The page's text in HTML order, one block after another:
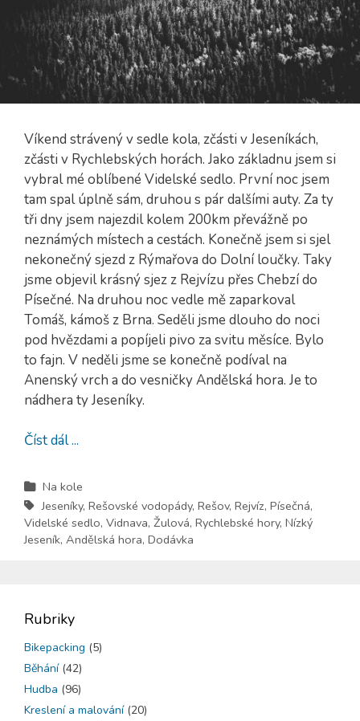
Víkend strávený v sedle kola, zčásti v Jeseníkách,
zčásti v Rychlebských horách. Jako základnu jsem si
vybral mé oblíbené Videlské sedlo. První noc jsem
tam spal úplně sám, druhou s pár dalšími auty. Za ty
tři dny jsem najezdil kolem 200km převážně po
neznámých místech a cestách. Konečně jsem si sjel
nekonečný sjezd z Rýmařova do Dolní loučky. Taky
jsme objevil krásný sjez z Rejvízu přes Chebzí do
Písečné. Na druhou noc vedle mě zaparkoval
Tomáš, kámoš z Brna. Seděli jsme dlouho do noci
pod hvězdami a popíjeli pivo za svitu měsíce. Bylo
to fajn. V neděli jsme se konečně podíval na
Anenský vrch a do vesničky Andělská hora. Je to
nádhera ty Jeseníky.
Číst dál ...
Na kole
Jeseníky, Rešovské vodopády, Rešov, Rejvíz, Písečná,
Videlské sedlo, Vidnava, Žulová, Rychlebské hory, Nízký
Jeseník, Andělská hora, Dodávka
Rubriky
Bikepacking (5)
Běhání(42)
Hudba (96)
Kreslení a malování(20)